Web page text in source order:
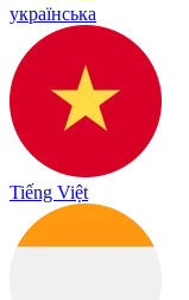
українська
Tiếng Việt